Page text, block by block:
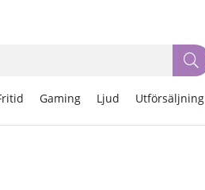
Gaming Ljud Utförsäljning